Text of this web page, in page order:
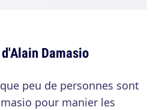
Damasio
peu de personnes sont
pour manier les